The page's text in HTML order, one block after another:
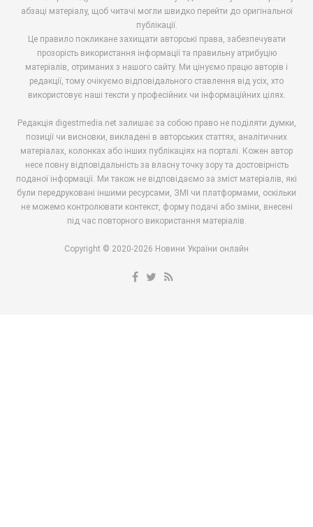
абзаці матеріалу, щоб читачі могли швидко перейти до оригінальної
публікації.
Це правило покликане захищати авторські права, забезпечувати
прозорість використання інформації та правильну атрибуцію
матеріалів, отриманих з нашого сайту. Ми цінуємо працю авторів і
редакції, тому очікуємо відповідального ставлення від усіх, хто
використовує наші тексти у професійних чи інформаційних цілях.
Редакція digestmedia.net залишає за собою право не поділяти думки,
позиції чи висновки, викладені в авторських статтях, аналітичних
матеріалах, колонках або інших публікаціях на порталі. Кожен автор
несе повну відповідальність за власну точку зору та достовірність
поданої інформації. Ми також не відповідаємо за зміст матеріалів, які
були передруковані іншими ресурсами, ЗМІ чи платформами, оскільки
не можемо контролювати контекст, форму подачі або зміни, внесені
під час повторного використання матеріалів.
Copyright © 2020-2026 Новини України онлайн